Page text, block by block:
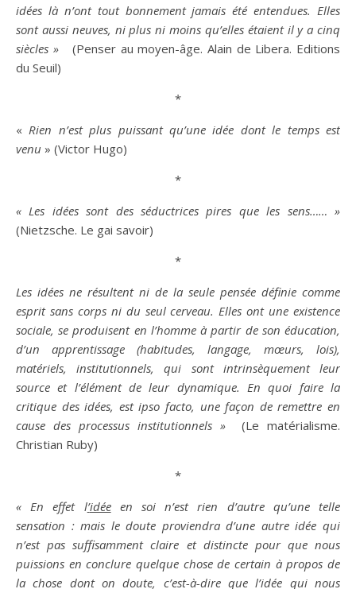
idées là n’ont tout bonnement jamais été entendues. Elles
sont aussi neuves, ni plus ni moins qu’elles étaient il y a cinq
siècles »
(Penser au moyen-âge. Alain de Libera. Editions
du Seuil)
*
«Rien n’est plus puissant qu’uneidée dont le tempsest
venu » (Victor Hugo)
*
« Les idées sont des séductrices pires que les sens…… »
(Nietzsche. Le gai savoir)
*
Les idées ne résultent ni de la seule pensée définie comme
esprit sans corps ni du seul cerveau. Elles ont une existence
sociale, se produisent en l’homme à partir de son éducation,
d’un apprentissage (habitudes, langage, mœurs, lois),
matériels, institutionnels, qui sont intrinsèquement leur
source et l’élément de leur dynamique. En quoi faire la
critique des idées, est ipso facto, une façon de remettre en
cause des processus institutionnels » (Le matérialisme.
Christian Ruby)
*
« En effet l’idéeen soi n’est rien d’autre qu’une telle
sensation : mais ledoute proviendra d’une autreidée qui
n’est pas suffisamment claire et distincte pour que nous
puissions en conclure quelque chose de certain à propos de
la chose dont ondoute, c’est-à-dire que l’idée qui nous